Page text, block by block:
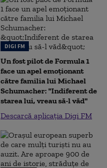
DIGI FM
Un fost pilot de Formula 1
face un apel emoționant
către familia lui Michael
Schumacher: "Indiferent de
starea lui, vreau să-l văd"
Descarcă aplicația Digi FM